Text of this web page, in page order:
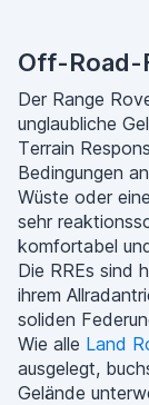
Off-Road-
Der Range
unglaubliche
Terrain
Bedingungen
Wüste oder
sehr
komfortabel
Die RREs sind
ihrem
soliden
Wie alle Land
ausgelegt,
Gelände